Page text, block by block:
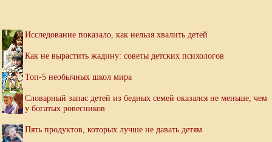
Исследование показало, как нельзя хвалить детей
Как не вырастить жадину: советы детских психологов
Топ-5 необычных школ мира
Словарный запас детей из бедных семей оказался не меньше, чем
у богатых ровесников
Пять продуктов, которых лучше не давать детям